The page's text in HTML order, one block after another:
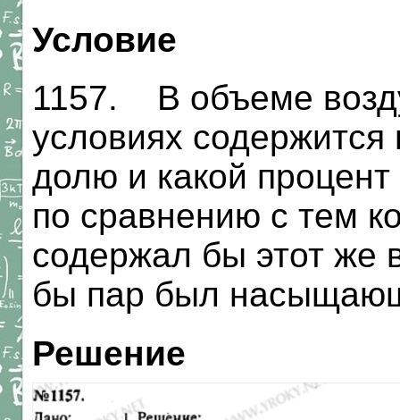
Условие
1157. В объеме
условиях содержится
долю и какой процент
по сравнению с тем
содержал бы этот же
бы пар был
Решение